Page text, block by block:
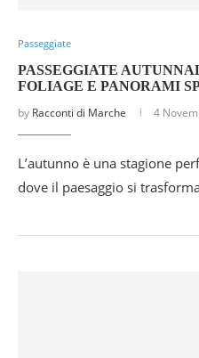
Passeggiate
PASSEGGIATE
FOLIAGE E PANORAMI
by Racconti di Marche 4
L’autunno è una stagione
dove il paesaggio si